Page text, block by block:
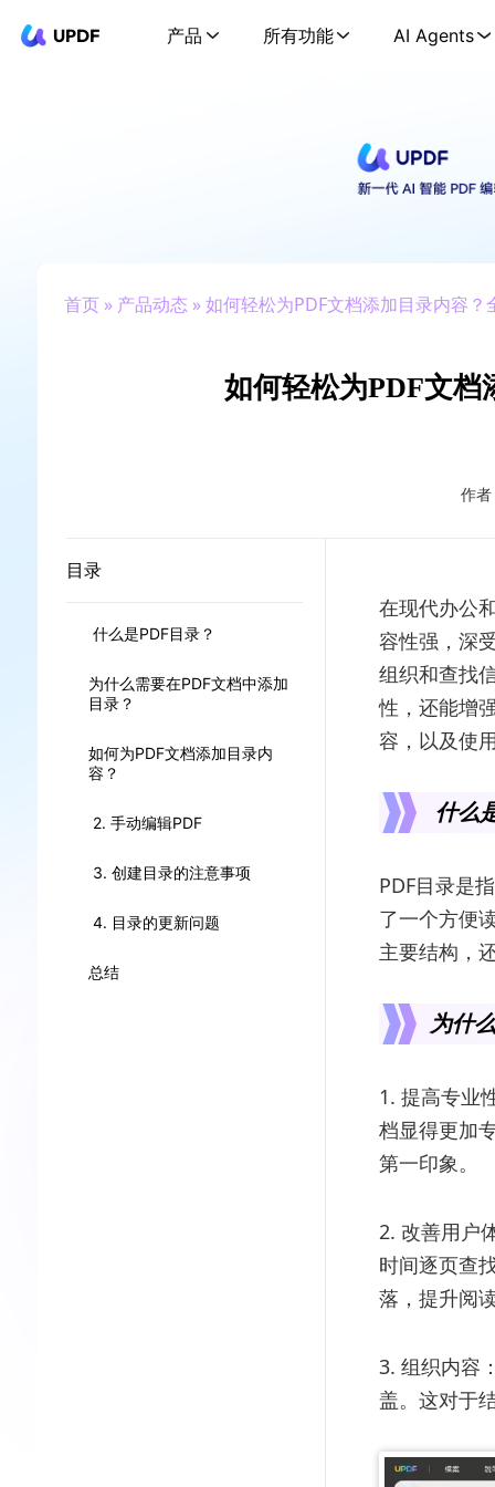
UPDF 产品 所有功能 AI Agents
首页» 产品动态 » 如何轻松为PDF文档添加目录内容
如何轻松为PDF文档
作
目录
什么是PDF目录？
为什么需要在PDF文档中添加
目录？
如何为PDF文档添加目录内
容？
2. 手动编辑PDF
3. 创建目录的注意事项
4. 目录的更新问题
总结
在现代办公
容性强，深
组织和查找
性，还能增
容，以及使
什么
PDF目录是
了一个方便
主要结构，
为什
1. 提高专业
档显得更加
第一印象。
2. 改善用户
时间逐页查
落，提升阅
3. 组织内容
盖。这对于